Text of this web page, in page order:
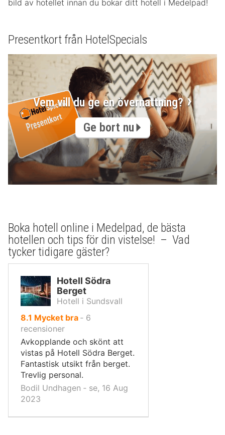
bild av hotellet innan du bokar ditt hotell i Medelpad!
Presentkort från HotelSpecials
Vem vill du ge en övernattning?
Ge bort nu
Boka hotell online i Medelpad, de bästa
hotellen och tips för din vistelse! – Vad
tycker tidigare gäster?
Hotell Södra
Berget
Hotell i Sundsvall
8.1 av
10,
Mycket bra ‐ 6
recensioner
Avkopplande och skönt att
vistas på Hotell Södra Berget.
Fantastisk utsikt från berget.
Trevlig personal.
Bodil Undhagen ‐ se, 16 Aug
2023